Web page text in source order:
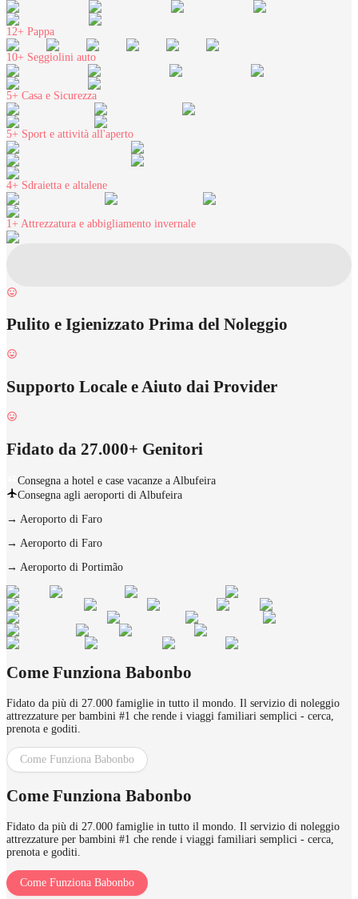
12+ Pappa
10+ Seggiolini auto
5+ Casa e Sicurezza
5+ Sport e attività all'aperto
4+ Sdraietta e altalene
1+ Attrezzatura e abbigliamento invernale
Pulito e Igienizzato Prima del Noleggio
Supporto Locale e Aiuto dai Provider
Fidato da 27.000+ Genitori
Consegna a hotel e case vacanze a Albufeira
Consegna agli aeroporti di Albufeira
→ Aeroporto di Faro
→ Aeroporto di Faro
→ Aeroporto di Portimão
Come Funziona Babonbo
Fidato da più di 27.000 famiglie in tutto il mondo. Il servizio di noleggio
attrezzature per bambini #1 che rende i viaggi familiari semplici - cerca,
prenota e goditi.
Come Funziona Babonbo
Come Funziona Babonbo
Fidato da più di 27.000 famiglie in tutto il mondo. Il servizio di noleggio
attrezzature per bambini #1 che rende i viaggi familiari semplici - cerca,
prenota e goditi.
Come Funziona Babonbo